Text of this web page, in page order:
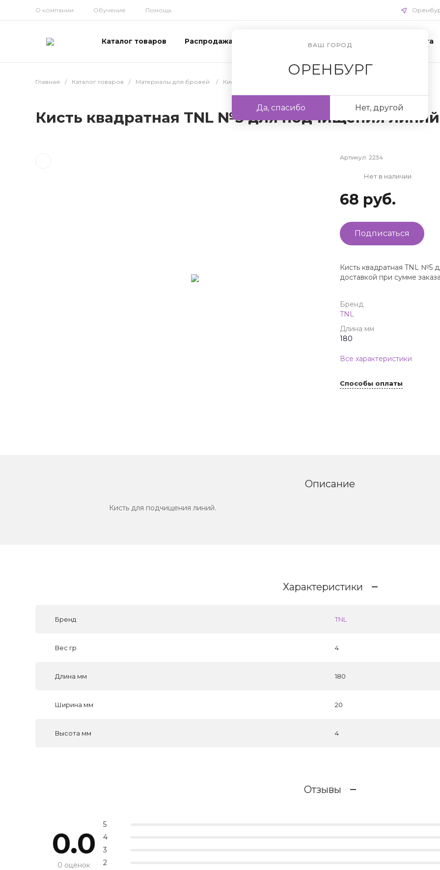
О компании Обучение Помощь
ВАШ ГОРОД
ОРЕНБУРГ
Да, спасибо Нет, другой
Каталог товаров Распродажа Схемы ухода Доставка и оплата
Главная / Каталог товаров / Материалы для бровей / Кисти для бровей
Кисть квадратная TNL №5 для подчищения линий
Артикул: 2234
Нет в наличии
68 руб.
Подписаться
Кисть квадратная TNL №5
доставкой при сумме
Бренд
TNL
Длина мм
180
Все характеристики
Способы оплаты
Описание
Кисть для подчищения линий.
Характеристики
Бренд TNL
Вес гр 4
Длина мм 180
Ширина мм 20
Высота мм 4
Отзывы
0.0
0 оценок
5
4
3
2